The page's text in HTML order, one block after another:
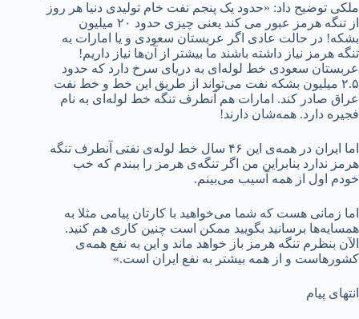
ملکی توضیح داد: «حدود یک پنجم نفت خام تولیدی دنیا هر روز
از تنگه هرمز عبور می کند یعنی چیزی حدود ۲۰ میلیون
بشکه! در حالت عادی اگر عربستان سعودی و یا امارات به
تنگه هرمز نیاز داشته باشند ما بیشتر از آن‌ها نیاز داریم!
عربستان سعودی خط لوله‌ای به دریای سرخ دارد که حدود
۲.۵ میلیون بشکه نفت می‌تواند از طریق این خط و خط نفت
عراق صادر کند. امارات هم آنطرف تنگه خط لوله‌ای به نام
فجیره دارد. همه‌شان دارند!
اما ایران در همه‌ی این ۴۶ سال خط لوله‌ی نفتی آنطرف تنگه
هرمز ندارد بنابراین من اگر تنگه‌ی هرمز را ببندم که خب
خودم اول از همه آسیب می‌بینم.
اما زمانی هست که شما می‌خواهید با کارتان پیامی مثلا به
همسایه‌ها برسانید بگویید ممکن است چنین کاری هم کنید.
الآن بنظرم تنگه هرمز باز خواهد ماند و این به نفع همه‌ی
کشورهاست و از همه بیشتر به نفع ایران است.»
انتهای پیام